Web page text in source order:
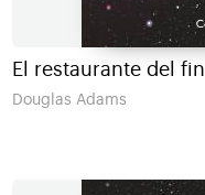
El restaurante del
Douglas Adams